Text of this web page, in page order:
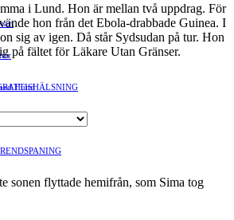
Hund
i Lund. Hon är mellan två uppdrag. För
hon från det Ebola-drabbade Guinea. I
sig av igen. Då står Sydsudan på tur. Hon
på fältet för Läkare Utan Gränser.
sonen flyttade hemifrån, som Sima tog